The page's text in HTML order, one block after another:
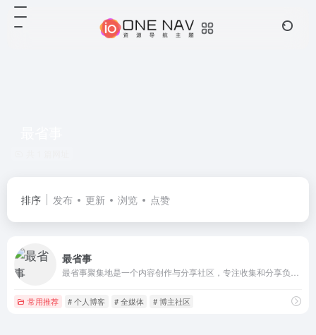
排序 发布 更新 浏览 点赞
最省事
常用推荐 # 个人博客 # 全媒体 # 博主社区